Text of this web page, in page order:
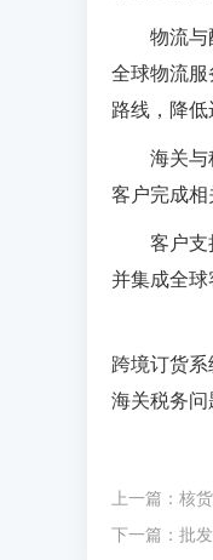
物流与
全球物流
路线，降低
海关与
客户完成相
客户支
并集成全球
跨境订货
海关税务问
上一篇： 核
下一篇： 批